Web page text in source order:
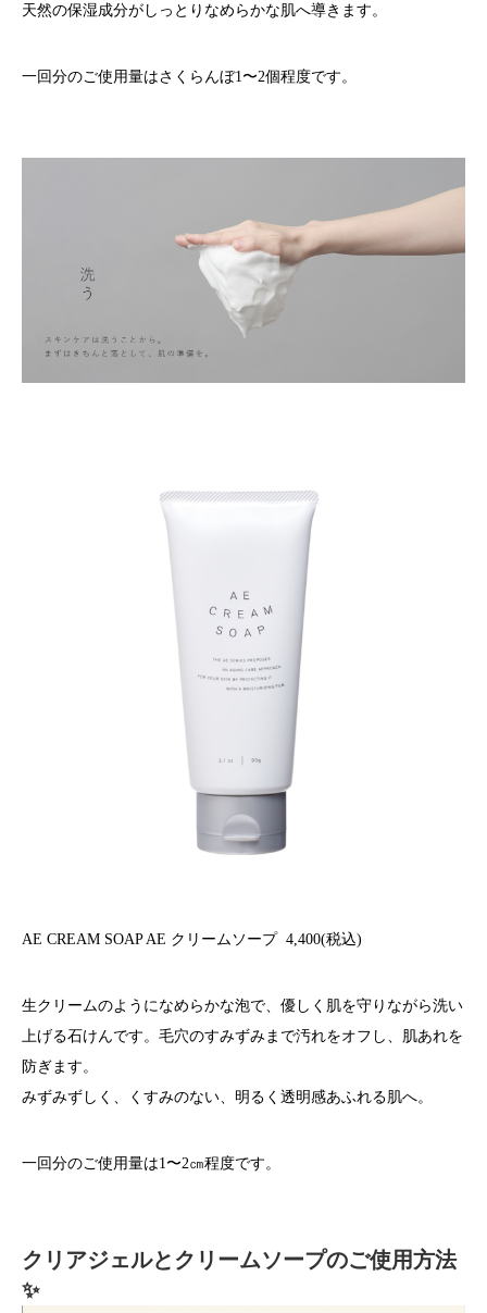
天然の保湿成分がしっとりなめらかな肌へ導きます。
一回分のご使用量はさくらんぼ1〜2個程度です。
AE CREAM SOAP AE クリームソープ 4,400(税込)
生クリームのようになめらかな泡で、優しく肌を守りながら洗い
上げる石けんです。毛穴のすみずみまで汚れをオフし、肌あれを
防ぎます。
みずみずしく、くすみのない、明るく透明感あふれる肌へ。
一回分のご使用量は1〜2㎝程度です。
クリアジェルとクリームソープのご使用方法
✨